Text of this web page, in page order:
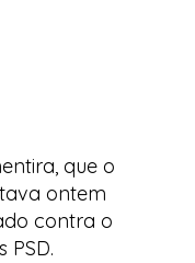
que o
ontem
contra o
PSD.